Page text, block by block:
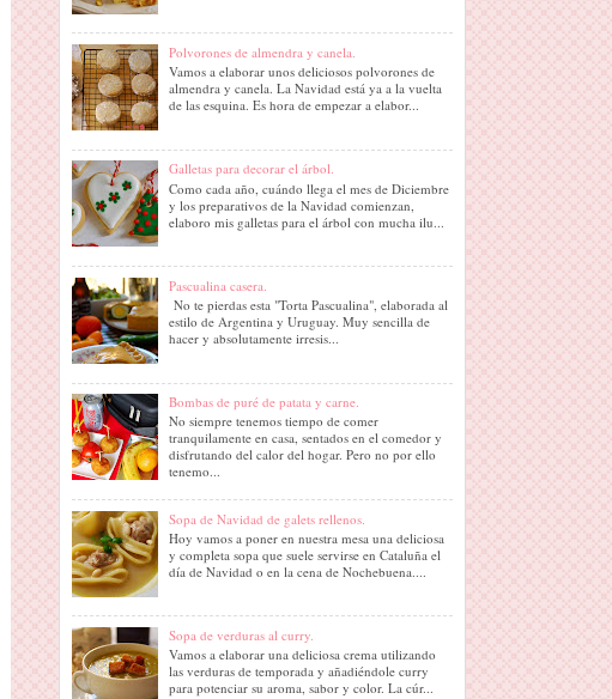
Polvorones de almendra y canela.
Vamos a elaborar unos deliciosos polvorones de
almendra y canela. La Navidad está ya a la vuelta
de las esquina. Es hora de empezar a elabor...
Galletas para decorar el árbol.
Como cada año, cuándo llega el mes de Diciembre
y los preparativos de la Navidad comienzan,
elaboro mis galletas para el árbol con mucha ilu...
Pascualina casera.
No te pierdas esta "Torta Pascualina", elaborada al
estilo de Argentina y Uruguay. Muy sencilla de
hacer y absolutamente irresis...
Bombas de puré de patata y carne.
No siempre tenemos tiempo de comer
tranquilamente en casa, sentados en el comedor y
disfrutando del calor del hogar. Pero no por ello
tenemo...
Sopa de Navidad de galets rellenos.
Hoy vamos a poner en nuestra mesa una deliciosa
y completa sopa que suele servirse en Cataluña el
día de Navidad o en la cena de Nochebuena....
Sopa de verduras al curry.
Vamos a elaborar una deliciosa crema utilizando
las verduras de temporada y añadiéndole curry
para potenciar su aroma, sabor y color. La cúr...